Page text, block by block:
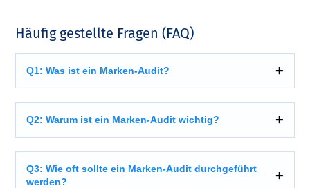
Häufig gestellte Fragen (FAQ)
Q1: Was ist ein Marken-Audit?
Q2: Warum ist ein Marken-Audit wichtig?
Q3: Wie oft sollte ein Marken-Audit durchgeführt
werden?